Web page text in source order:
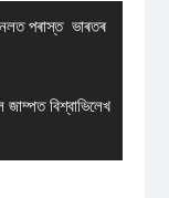
পৰাস্ত ভাৰতৰ
জাম্পত বিশ্বাভিলেখ